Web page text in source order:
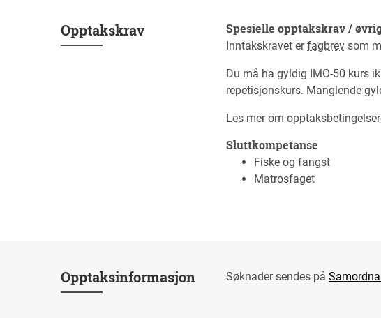
Opptakskrav Spesielle opptakskrav /
Inntakskravet erfagbrev som
Du må ha gyldig IMO-50 kurs
repetisjonskurs. Manglende
Les mer om
Sluttkompetanse
Fiske og fangst
Matrosfaget
Opptaksinformasjon Søknader sendes på